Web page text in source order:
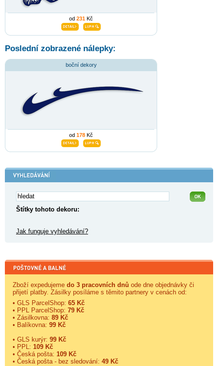
od 231 Kč
Poslední zobrazené nálepky:
boční dekory
od 178 Kč
Štítky tohoto dekoru:
Jak funguje vyhledávání?
Zboží expedujeme do 3 pracovních dnů ode dne objednávky či
přijetí platby. Zásilky posíláme s těmito partnery v cenách od:
• GLS ParcelShop: 65 Kč
• PPL ParcelShop: 79 Kč
• Zásilkovna: 89 Kč
• Balíkovna: 99 Kč
• GLS kurýr: 99 Kč
• PPL: 109 Kč
• Česká pošta: 109 Kč
• Česká pošta - bez sledování: 49 Kč